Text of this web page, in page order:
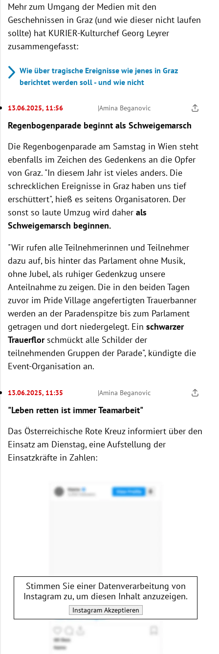
Mehr zum Umgang der Medien mit den
Geschehnissen in Graz (und wie dieser nicht laufen
sollte) hat KURIER-Kulturchef Georg Leyrer
zusammengefasst:
Wie über tragische Ereignisse wie jenes in Graz
berichtet werden soll - und wie nicht
13.06.2025, 11:56 |Amina Beganovic
Regenbogenparade beginnt als Schweigemarsch
Die Regenbogenparade am Samstag in Wien steht
ebenfalls im Zeichen des Gedenkens an die Opfer
von Graz. "In diesem Jahr ist vieles anders. Die
schrecklichen Ereignisse in Graz haben uns tief
erschüttert", hieß es seitens Organisatoren. Der
sonst so laute Umzug wird daher als
Schweigemarsch beginnen.
"Wir rufen alle Teilnehmerinnen und Teilnehmer
dazu auf, bis hinter das Parlament ohne Musik,
ohne Jubel, als ruhiger Gedenkzug unsere
Anteilnahme zu zeigen. Die in den beiden Tagen
zuvor im Pride Village angefertigten Trauerbanner
werden an der Paradenspitze bis zum Parlament
getragen und dort niedergelegt. Ein schwarzer
Trauerflorschmückt alle Schilder der
teilnehmenden Gruppen der Parade", kündigte die
Event-Organisation an.
13.06.2025, 11:35 |Amina Beganovic
"Leben retten ist immer Teamarbeit"
Das Österreichische Rote Kreuz informiert über den
Einsatz am Dienstag, eine Aufstellung der
Einsatzkräfte in Zahlen:
Stimmen Sie einer Datenverarbeitung von
Instagram zu, um diesen Inhalt anzuzeigen.
InstagramAkzeptieren